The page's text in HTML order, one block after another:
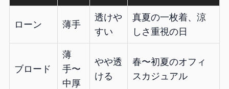
ローン 薄手
透けや
すい
真夏の一枚着、涼
しさ重視の日
ブロード
薄
手〜
中厚
やや透
ける
春〜初夏のオフィ
スカジュアル